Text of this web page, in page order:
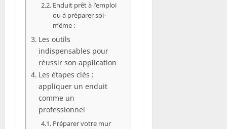
Enduit prêt à l’emploi
ou à préparer soi-
même :
Les outils
indispensables pour
réussir son application
Les étapes clés :
appliquer un enduit
comme un
professionnel
Préparer votre mur